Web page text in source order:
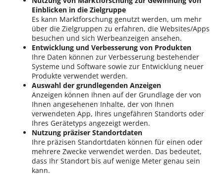
Einblicken in die Zielgruppe
Es kann Marktforschung genutzt werden, um mehr
über die Zielgruppen zu erfahren, die Websites/Apps
besuchen und sich Werbeanzeigen ansehen.
Entwicklung und Verbesserung von Produkten
Ihre Daten können zur Verbesserung bestehender
Systeme und Software sowie zur Entwicklung neuer
Produkte verwendet werden.
Auswahl der grundlegenden Anzeigen
Anzeigen können Ihnen auf der Grundlage der von
Ihnen angesehenen Inhalte, der von Ihnen
verwendeten App, Ihres ungefähren Standorts oder
Ihres Gerätetyps angezeigt werden.
Nutzung präziser Standortdaten
Ihre präzisen Standortdaten können für einen oder
mehrere Zwecke verwendet werden. Das bedeutet,
dass Ihr Standort bis auf wenige Meter genau sein
kann.